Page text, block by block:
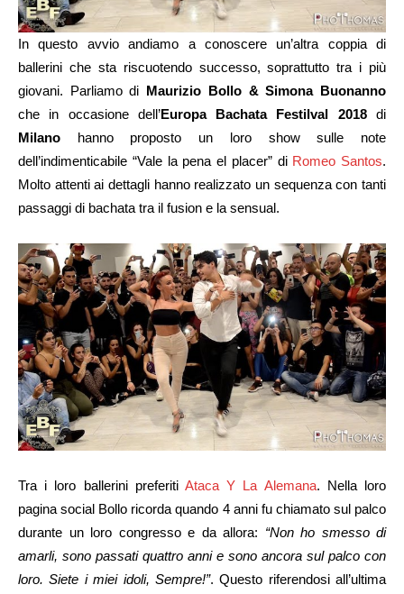
In questo avvio andiamo a conoscere un’altra coppia di
ballerini che sta riscuotendo successo, soprattutto tra i più
giovani. Parliamo di Maurizio Bollo & Simona Buonanno
che in occasione dell’Europa Bachata Festilval 2018di
Milano hanno proposto un loro show sulle note
dell’indimenticabile “Vale la pena el placer” di Romeo Santos.
Molto attenti ai dettagli hanno realizzato un sequenza con tanti
passaggi di bachata tra il fusion e la sensual.
Tra i loro ballerini preferiti Ataca Y La Alemana. Nella loro
pagina social Bollo ricorda quando 4 anni fu chiamato sul palco
durante un loro congresso e da allora: “Non ho smesso di
amarli, sono passati quattro anni e sono ancora sul palco con
loro. Siete i miei idoli, Sempre!”. Questo riferendosi all’ultima